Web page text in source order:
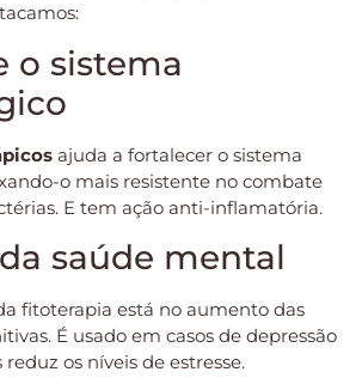
o sistema
ajuda a fortalecer o sistema
o mais resistente no combate
E tem ação anti-inflamatória.
saúde mental
fitoterapia está no aumento das
É usado em casos de depressão
os níveis de estresse.